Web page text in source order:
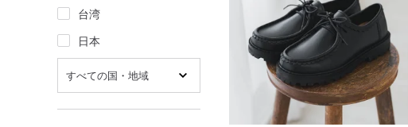
台湾
日本
すべての国・地域